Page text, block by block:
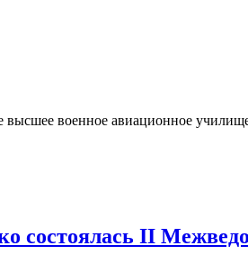
военное авиационное
состоялась II